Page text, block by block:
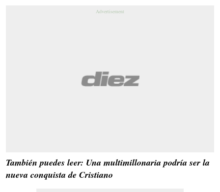
También puedes leer: Una multimillonaria podría ser la
nueva conquista de Cristiano